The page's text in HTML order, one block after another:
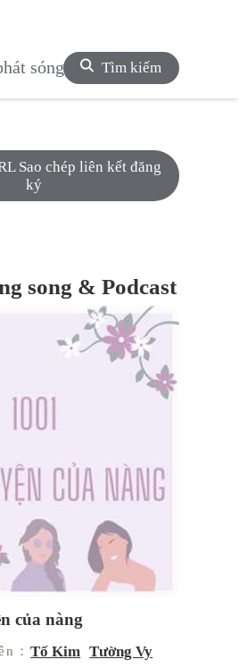
sóng chươngTìm kiếm
Sao chép liên kết đăng
ký
song & Podcast
của nàng
：Tố Kim Tường Vy